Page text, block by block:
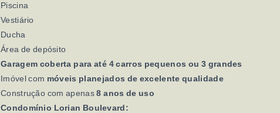
Piscina
Vestiário
Ducha
Área de depósito
Garagem coberta para até 4 carros pequenos ou 3 grandes
Imóvel com móveis planejados de excelente qualidade
Construção com apenas8 anos de uso
Condomínio Lorian Boulevard: